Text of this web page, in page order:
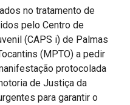
no tratamento de
pelo Centro de
(CAPS i) de Palmas
(MPTO) a pedir
protocolada
de Justiça da
para garantir o